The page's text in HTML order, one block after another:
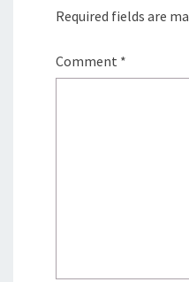
Required fields are
Comment *